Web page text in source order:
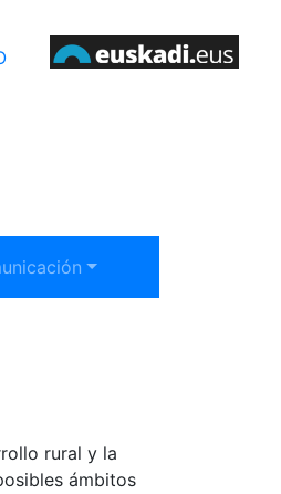
submenú:
rural y la
ámbitos